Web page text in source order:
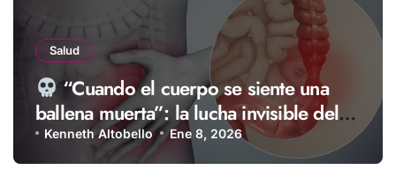
Salud
“Cuando el cuerpo se siente una
ballena muerta”: la lucha invisible del
intestino y la mente
Kenneth Altobello Ene 8, 2026